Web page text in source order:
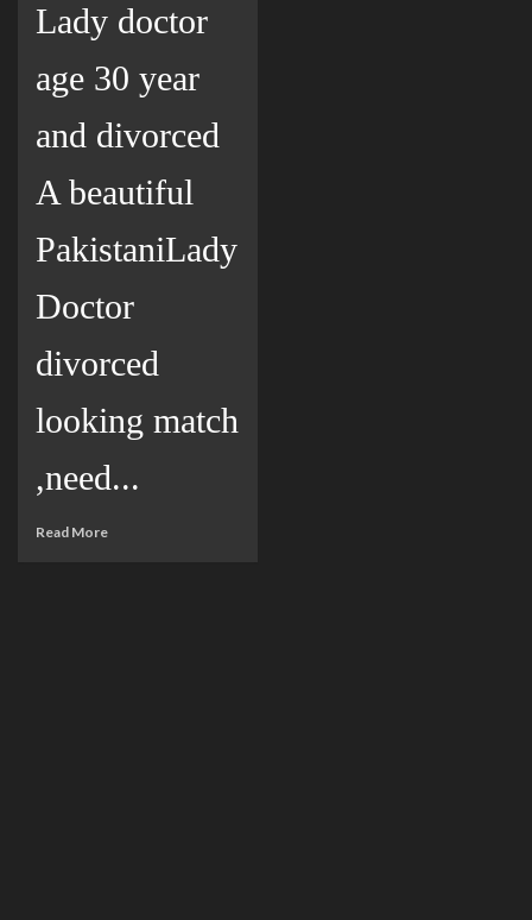
Lady doctor
age 30 year
and divorced
A beautiful
PakistaniLady
Doctor
divorced
looking match
,need...
Read More